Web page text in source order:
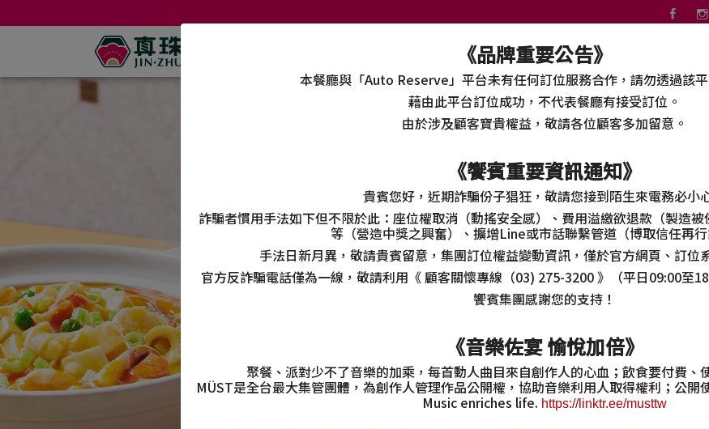
線上菜單 分店資訊
《品牌重要公告》
本餐廳與「Auto Reserve」平台未有任何訂位服務合作，請勿透過該平
藉由此平台訂位成功，不代表餐廳有接受訂位。
由於涉及顧客寶貴權益，敬請各位顧客多加留意。
《饗賓重要資訊通知》
貴賓您好，近期詐騙份子猖狂，敬請您接到陌生來電務必小
詐騙者慣用手法如下但不限於此：座位權取消（動搖安全感）、費用溢繳欲退款（製造
等（營造中獎之興奮）、擴增Line或市話聯繫管道（博取信任再行
手法日新月異，敬請貴賓留意，集團訂位權益變動資訊，僅於官方網頁、訂位
官方反詐騙電話僅為一線， 敬請利用 《 顧客關懷專線（03) 275-3200 》
（平日09:00至
饗賓集團感謝您的支持！
《音樂佐宴 愉悅加倍》
聚餐、派對少不了音樂的加乘，每首動人曲目來自創作人的心血； 飲食要付費、
MÜST是全台最大集管團體，為創作人管理作品公開權， 協助音樂利用人取得權利；公開
Music enriches life. https://linktr.ee/musttw